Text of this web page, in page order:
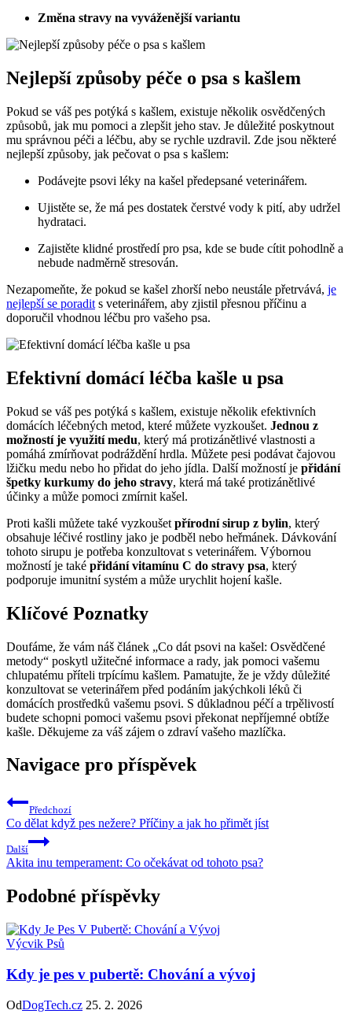
Změna stravy na vyváženější variantu
Nejlepší způsoby péče o psa s kašlem
Pokud se váš pes potýká s kašlem, existuje několik osvědčených
způsobů, jak mu pomoci a zlepšit jeho stav. Je důležité poskytnout
mu správnou péči a léčbu, aby se rychle uzdravil. Zde jsou některé
nejlepší způsoby, jak pečovat o psa s kašlem:
Podávejte psovi léky na kašel předepsané veterinářem.
Ujistěte se, že má pes dostatek čerstvé vody k pití, aby udržel
hydrataci.
Zajistěte klidné prostředí pro psa, kde se bude cítit pohodlně a
nebude nadměrně stresován.
Nezapomeňte, že pokud se kašel zhorší nebo neustále přetrvává, je
nejlepší se poradit s veterinářem, aby zjistil přesnou příčinu a
doporučil vhodnou léčbu pro vašeho psa.
Efektivní domácí léčba kašle u psa
Pokud se váš pes potýká s kašlem, existuje několik efektivních
domácích léčebných metod, které můžete vyzkoušet. Jednou z
možností je využití medu, který má protizánětlivé vlastnosti a
pomáhá zmírňovat podráždění hrdla. Můžete pesi podávat čajovou
lžičku medu nebo ho přidat do jeho jídla. Další možností je přidání
špetky kurkumy do jeho stravy, která má také protizánětlivé
účinky a může pomoci zmírnit kašel.
Proti kašli můžete také vyzkoušet přírodní sirup z bylin, který
obsahuje léčivé rostliny jako je podběl nebo heřmánek. Dávkování
tohoto sirupu je potřeba konzultovat s veterinářem. Výbornou
možností je také přidání vitamínu C do stravy psa, který
podporuje imunitní systém a může urychlit hojení kašle.
Klíčové Poznatky
Doufáme, že vám náš článek „Co dát psovi na kašel: Osvědčené
metody“ poskytl užitečné informace a rady, jak pomoci vašemu
chlupatému příteli trpícímu kašlem. Pamatujte, že je vždy důležité
konzultovat se veterinářem před podáním jakýchkoli léků či
domácích prostředků vašemu psovi. S důkladnou péčí a trpělivostí
budete schopni pomoci vašemu psovi překonat nepříjemné obtíže
kašle. Děkujeme za váš zájem o zdraví vašeho mazlíčka.
Navigace pro příspěvek
Předchozí
Co dělat když pes nežere? Příčiny a jak ho přimět jíst
Další
Akita inu temperament: Co očekávat od tohoto psa?
Podobné příspěvky
Výcvik Psů
Kdy je pes v pubertě: Chování a vývoj
OdDogTech.cz 25. 2. 2026